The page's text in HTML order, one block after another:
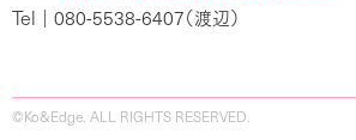
Tel ｜ 080-5538-6407（渡辺）
©Ko&Edge. ALL RIGHTS RESERVED.